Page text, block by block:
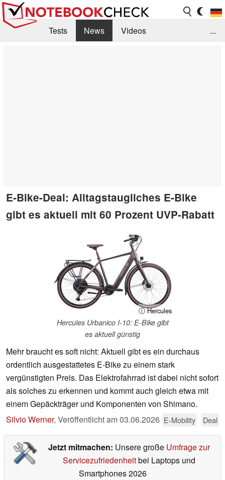
Tests News
Videos
...
E-Bike-Deal: Alltagstaugliches E-Bike
gibt es aktuell mit 60 Prozent UVP-Rabatt
ⓘ Hercules
Hercules Urbanico I-10: E-Bike gibt
es aktuell günstig
Mehr braucht es soft nicht: Aktuell gibt es ein durchaus
ordentlich ausgestattetes E-Bike zu einem stark
vergünstigten Preis. Das Elektrofahrrad ist dabei nicht sofort
als solches zu erkennen und kommt auch gleich etwa mit
einem Gepäckträger und Komponenten von Shimano.
Silvio Werner, Veröffentlicht am03.06.2026 E-Mobility Deal
Jetzt mitmachen: Unsere große Umfrage zur
Servicezufriedenheitbei Laptops und
Smartphones 2026